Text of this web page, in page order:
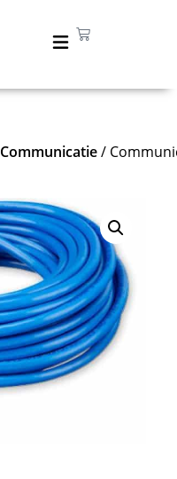
Communicatie/